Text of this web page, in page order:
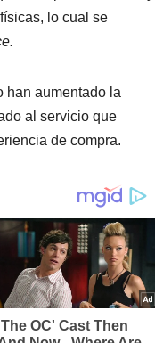
lo cual se
han aumentado la
al servicio que
de compra.